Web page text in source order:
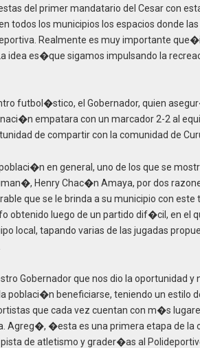
del primer mandatario del Cesar con
todos los municipios los espacios donde
Realmente es muy importante
idea es�que sigamos impulsando la
futbol�stico, el Gobernador, quien
empatara con un marcador 2-2 al
de compartir con la comunidad de
en general, uno de los que se
Henry Chac�n Amaya, por dos
que se le brinda a su municipio con
obtenido luego de un partido dif�cil, en
local, tapando varias de las jugadas
Gobernador que nos dio la oportunidad
poblaci�n beneficiarse, teniendo un estilo
que cada vez cuentan con m�s
Agreg�, �esta es una primera etapa de la
pista de atletismo y grader�as al